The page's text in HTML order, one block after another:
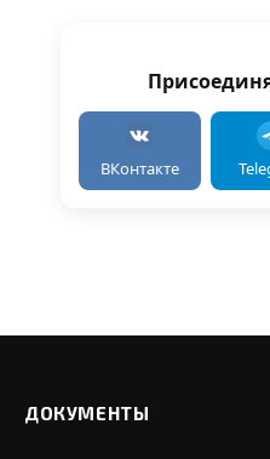
ВКонтакте
ДОКУМЕНТЫ